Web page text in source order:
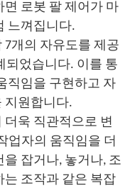
로봇 팔 제어가 마
느껴집니다.
7개의 자유도를 제공
되었습니다. 이를 통
직임을 구현하고 자
지원합니다.
욱 직관적으로 변
업자의 움직임을 더
잡거나, 놓거나, 조
는 조작과 같은 복잡